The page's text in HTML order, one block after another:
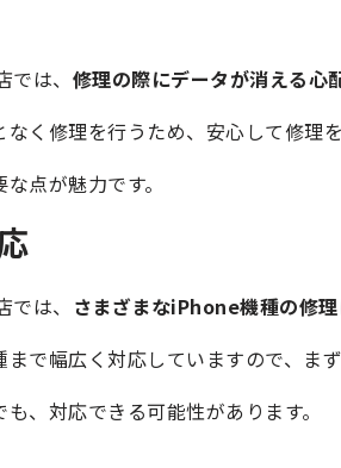
は、 修理の際にデータが消える心
く修理を行うため、安心して修理
点が魅力です。
は、 さまざまなiPhone機種の修
で幅広く対応していますので、ま
、対応できる可能性があります。